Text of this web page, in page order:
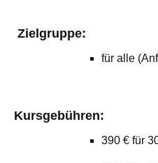
Zielgruppe:
für alle
Kursgebühren:
390 € für